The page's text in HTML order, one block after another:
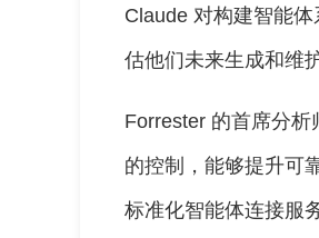
Claude 对构建智能
估他们未来生成和维
Forrester 的首席分析
的控制，能够提升可
标准化智能体连接服